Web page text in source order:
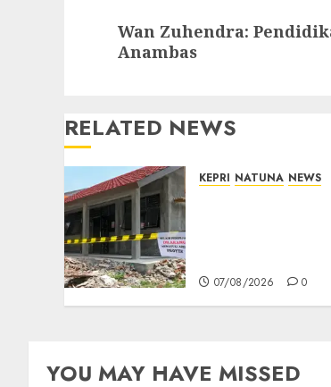
post:
Wan Zuhendra:
Anambas
RELATED NEWS
KEPRI NATUNA NEWS
07/08/2026 0
YOU MAY HAVE MISSED